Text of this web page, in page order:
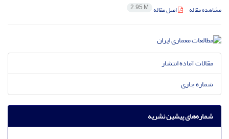
مشاهده مقاله اصل مقاله 2.95 M
مقالات آماده انتشار
شماره جاری
شماره‌های پیشین نشریه